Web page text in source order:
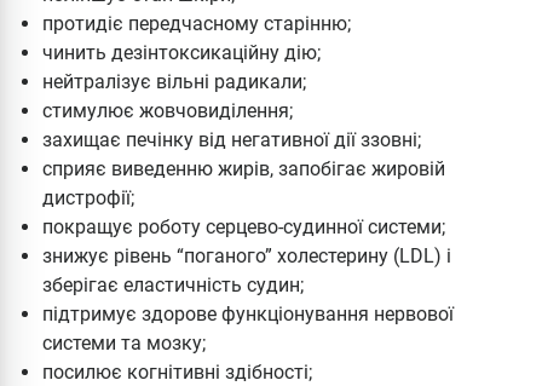
протидіє передчасному старінню;
чинить дезінтоксикаційну дію;
нейтралізує вільні радикали;
стимулює жовчовиділення;
захищає печінку від негативної дії ззовні;
сприяє виведенню жирів, запобігає жировій
дистрофії;
покращує роботу серцево-судинної системи;
знижує рівень “поганого” холестерину (LDL) і
зберігає еластичність судин;
підтримує здорове функціонування нервової
системи та мозку;
посилює когнітивні здібності;